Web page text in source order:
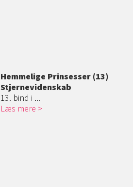
Hemmelige Prinsesser (13)
Stjernevidenskab
13. bind i ...
Læs mere